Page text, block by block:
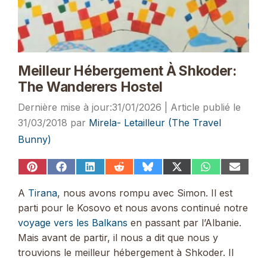
Meilleur Hébergement À Shkoder:
The Wanderers Hostel
31/01/2026
31/03/2018 par Mirela- Letailleur (The Travel
Bunny)
Share
Pinterest
ShareShareShareShare
Bluesky
Share
X
(Twitter)
Share
WhatsApp
Share
A Tirana, nous avons rompu avec Simon. Il est
parti pour le Kosovo et nous avons continué notre
voyage vers les Balkans en passant par l’Albanie.
Mais avant de partir, il nous a dit que nous y
trouvions le meilleur hébergement à Shkoder. Il